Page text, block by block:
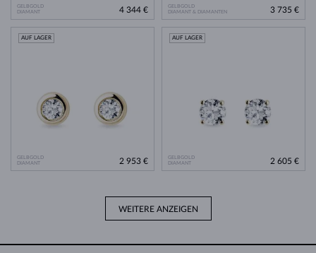
GELBGOLD
DIAMANT
4 344 €
GELBGOLD
DIAMANT & DIAMANTEN
3 735 €
GELBGOLD
DIAMANT
AUF LAGER
2 953 €
GELBGOLD
DIAMANT
AUF LAGER
2 605 €
WEITERE ANZEIGEN